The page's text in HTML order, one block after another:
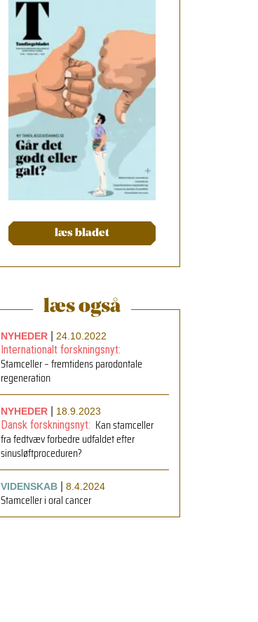
læs bladet
læs også
NYHEDER| 24.10.2022
Internationalt forskningsnyt:
Stamceller – fremtidens parodontale
regeneration
NYHEDER| 18.9.2023
Dansk forskningsnyt: Kan stamceller
fra fedtvæv forbedre udfaldet efter
sinusløftproceduren?
VIDENSKAB| 8.4.2024
Stamceller i oral cancer